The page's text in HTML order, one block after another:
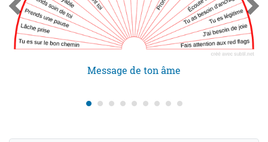
Message de ton âme